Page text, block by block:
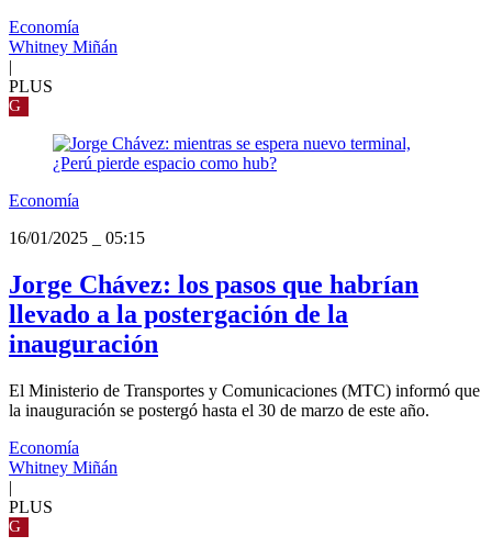
Economía
Whitney Miñán
|
PLUS
G
Economía
16/01/2025
05:15
Jorge Chávez: los pasos que habrían
llevado a la postergación de la
inauguración
El Ministerio de Transportes y Comunicaciones (MTC) informó que
la inauguración se postergó hasta el 30 de marzo de este año.
Economía
Whitney Miñán
|
PLUS
G